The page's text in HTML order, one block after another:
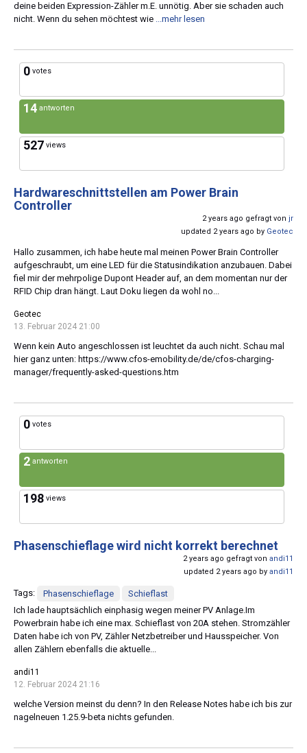
deine beiden Expression-Zähler m.E. unnötig. Aber sie schaden auch
nicht. Wenn du sehen möchtest wie ...mehr lesen
0 votes
14 antworten
527 views
Hardwareschnittstellen am Power Brain
Controller
2 years ago gefragt von jr
updated 2 years ago by Geotec
Hallo zusammen, ich habe heute mal meinen Power Brain Controller
aufgeschraubt, um eine LED für die Statusindikation anzubauen. Dabei
fiel mir der mehrpolige Dupont Header auf, an dem momentan nur der
RFID Chip dran hängt. Laut Doku liegen da wohl no...
Geotec
13. Februar 2024 21:00
Wenn kein Auto angeschlossen ist leuchtet da auch nicht. Schau mal
hier ganz unten: https://www.cfos-emobility.de/de/cfos-charging-
manager/frequently-asked-questions.htm
0 votes
2 antworten
198 views
Phasenschieflage wird nicht korrekt berechnet
2 years ago gefragt von andi11
updated 2 years ago by andi11
Tags: Phasenschieflage
Schieflast
Ich lade hauptsächlich einphasig wegen meiner PV Anlage.Im
Powerbrain habe ich eine max. Schieflast von 20A stehen. Stromzähler
Daten habe ich von PV, Zähler Netzbetreiber und Hausspeicher. Von
allen Zählern ebenfalls die aktuelle...
andi11
12. Februar 2024 21:16
welche Version meinst du denn? In den Release Notes habe ich bis zur
nagelneuen 1.25.9-beta nichts gefunden.